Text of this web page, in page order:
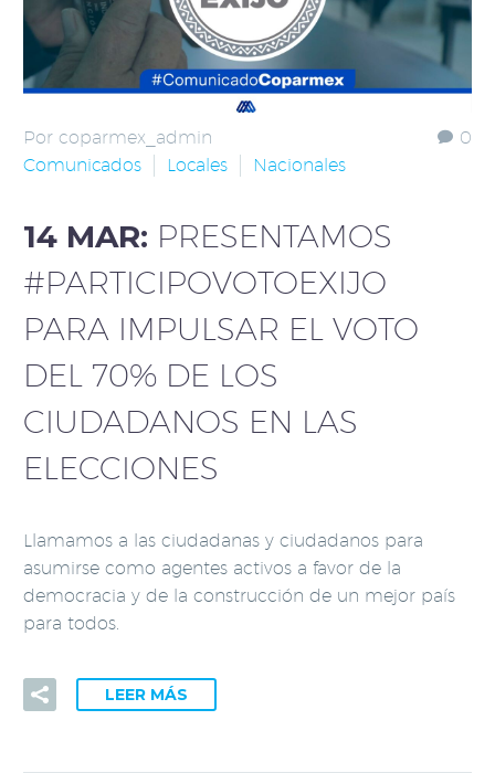
0
Por coparmex_admin
Comunicados
Locales Nacionales
14 MAR: PRESENTAMOS
#PARTICIPOVOTOEXIJO
PARA IMPULSAR EL VOTO
DEL 70% DE LOS
CIUDADANOS EN LAS
ELECCIONES
Llamamos a las ciudadanas y ciudadanos para
asumirse como agentes activos a favor de la
democracia y de la construcción de un mejor país
para todos.
LEER MÁS